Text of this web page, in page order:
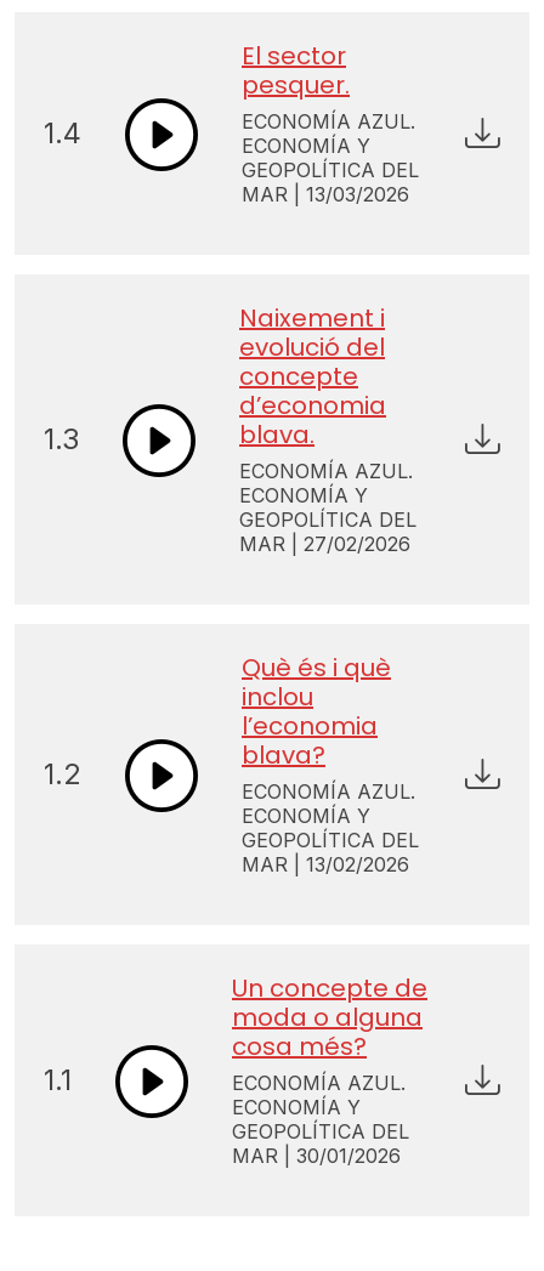
1.4
El sector
pesquer.
ECONOMÍA AZUL.
ECONOMÍA Y
GEOPOLÍTICA DEL
MAR | 13/03/2026
1.3
Naixement i
evolució del
concepte
d’economia
blava.
ECONOMÍA AZUL.
ECONOMÍA Y
GEOPOLÍTICA DEL
MAR | 27/02/2026
1.2
Què és i què
inclou
l’economia
blava?
ECONOMÍA AZUL.
ECONOMÍA Y
GEOPOLÍTICA DEL
MAR | 13/02/2026
1.1
Un concepte de
moda o alguna
cosa més?
ECONOMÍA AZUL.
ECONOMÍA Y
GEOPOLÍTICA DEL
MAR | 30/01/2026